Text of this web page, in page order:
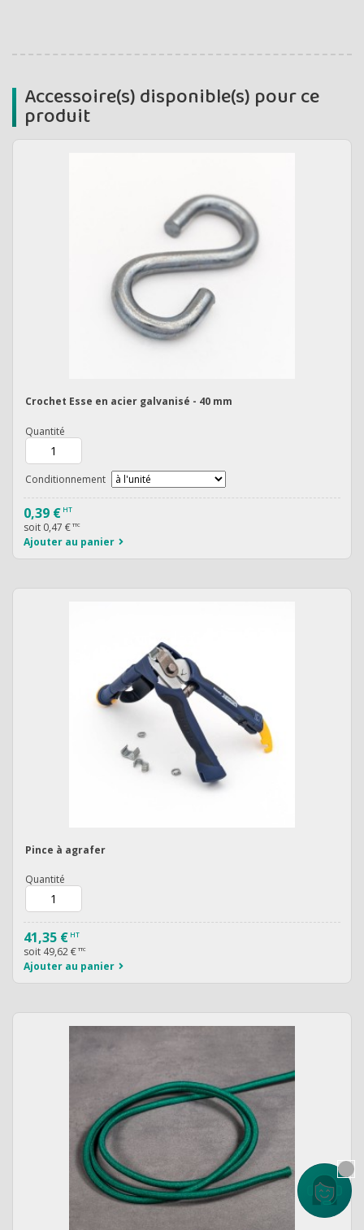
Accessoire(s) disponible(s) pour ce
produit
Crochet Esse en acier galvanisé - 40 mm
Quantité
Conditionnement
0,39 € HT
soit 0,47 € TTC
Ajouter au panier
Pince à agrafer
Quantité
41,35 € HT
soit 49,62 € TTC
Ajouter au panier